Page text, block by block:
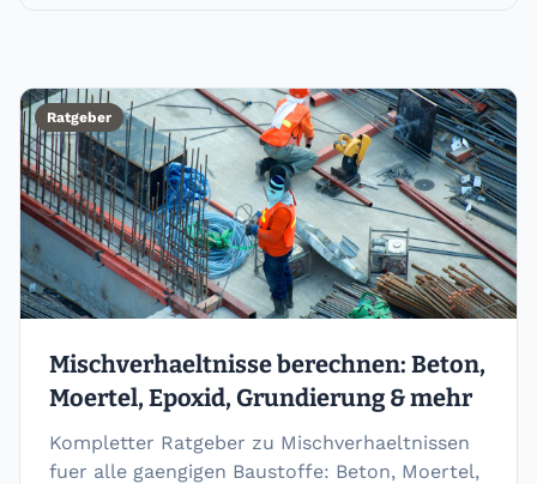
Ratgeber
Mischverhaeltnisse berechnen: Beton,
Moertel, Epoxid, Grundierung & mehr
Kompletter Ratgeber zu Mischverhaeltnissen
fuer alle gaengigen Baustoffe: Beton, Moertel,